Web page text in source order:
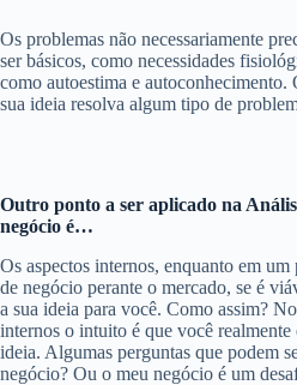
Os problemas não necessariamente
ser básicos, como necessidades
como autoestima e autoconhecimento.
sua ideia resolva algum tipo de
Outro ponto a ser aplicado na
negócio é…
Os aspectos internos, enquanto em
de negócio perante o mercado, se é
a sua ideia para você. Como assim?
internos o intuito é que você
ideia. Algumas perguntas que podem
negócio? Ou o meu negócio é um